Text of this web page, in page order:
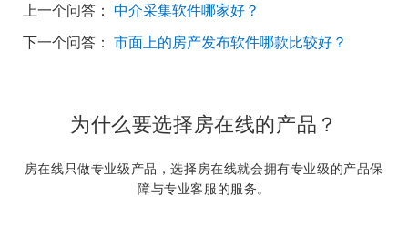
上一个问答： 中介采集软件哪家好？
下一个问答： 市面上的房产发布软件哪款比较好？
为什么要选择房在线的产品？
房在线只做专业级产品，选择房在线就会拥有专业级的产品保
障与专业客服的服务。